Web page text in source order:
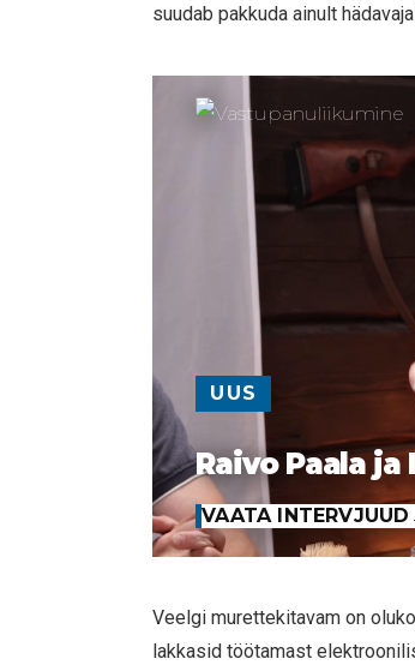
suudab pakkuda ainult
UUS
Raivo Paala
VAATA INTERVJUUD
Veelgi murettekitavam on
lakkasid töötamast